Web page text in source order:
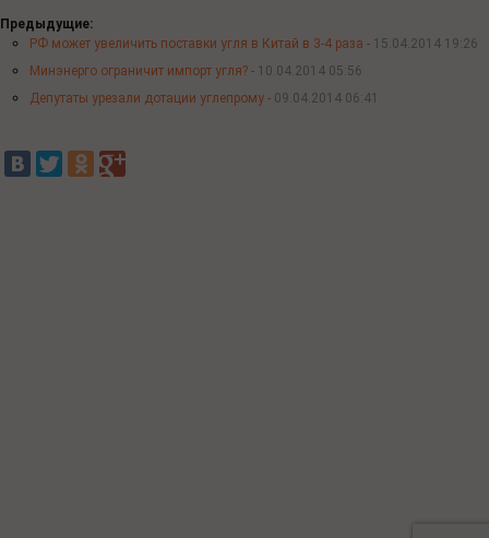
Предыдущие:
РФ может увеличить поставки угля в Китай в 3-4 раза - 15.04.2014 19:26
Минэнерго ограничит импорт угля? - 10.04.2014 05:56
Депутаты урезали дотации углепрому - 09.04.2014 06:41